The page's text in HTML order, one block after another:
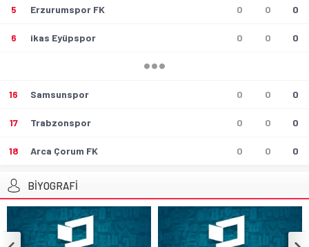
5 Erzurumspor FK 0 0 0
6 ikas Eyüpspor 0 0 0
16 Samsunspor 0 0 0
17 Trabzonspor 0 0 0
18 Arca Çorum FK 0 0 0
BİYOGRAFİ